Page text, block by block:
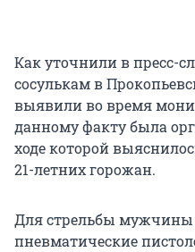
Как уточнили в пресс-
сосулькам в
выявили во время
данному факту была
ходе которой
21-летних горожан.
Для стрельбы мужчины
пневматические